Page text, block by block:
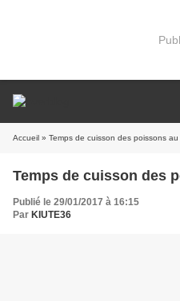
Accueil » Temps de cuisson des poissons au
Temps de cuisson des
Publié le 29/01/2017 à 16:15
Par KIUTE36